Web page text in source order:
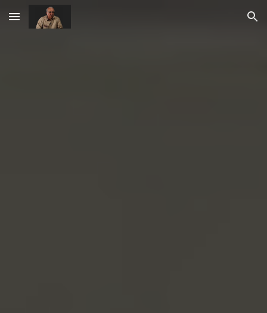
Skip to main content Skip to navigation